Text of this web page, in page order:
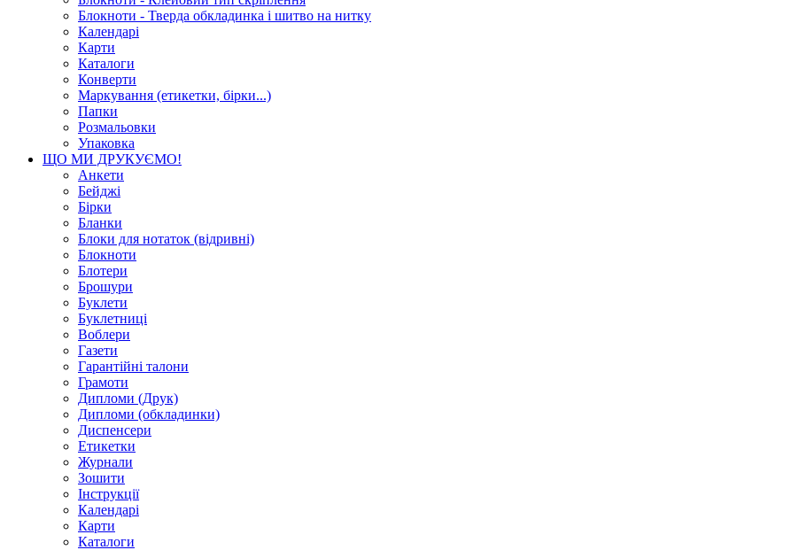
Блокноти - Тверда обкладинка і шитво на нитку
Календарі
Карти
Каталоги
Конверти
Маркування (етикетки, бірки...)
Папки
Розмальовки
Упаковка
ЩО МИ ДРУКУЄМО!
Анкети
Бейджі
Бірки
Бланки
Блоки для нотаток (відривні)
Блокноти
Блотери
Брошури
Буклети
Буклетниці
Воблери
Газети
Гарантійні талони
Грамоти
Дипломи (Друк)
Дипломи (обкладинки)
Диспенсери
Етикетки
Журнали
Зошити
Інструкції
Календарі
Карти
Каталоги